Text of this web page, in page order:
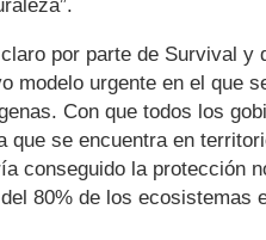
por parte de Survival y
modelo urgente en el que
Con que todos los
que se encuentra en
conseguido la protección
80% de los ecosistemas